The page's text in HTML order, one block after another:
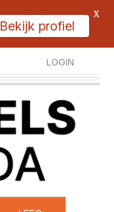
LOGIN
REGISTREER
Bekijk profiel
X